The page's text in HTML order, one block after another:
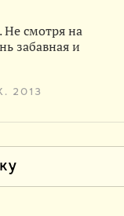
Не смотря на
забавная и
2013